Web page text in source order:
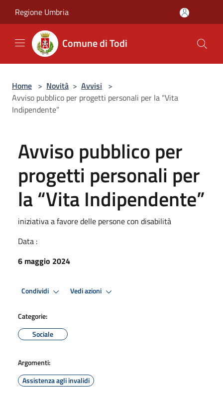
Regione Umbria
Comune di Todi
Home > Novità > Avvisi >
Avviso pubblico per progetti personali per la “Vita
Indipendente”
Avviso pubblico per
progetti personali per
la “Vita Indipendente”
iniziativa a favore delle persone con disabilità
Data :
6 maggio 2024
Condividi Vedi azioni
Categorie:
Sociale
Argomenti:
Assistenza agli invalidi